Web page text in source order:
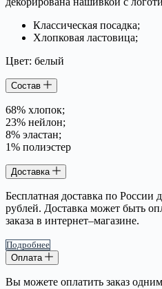
Классическая посадка;
Хлопковая ластовица;
Цвет: белый
Состав
68% хлопок;
23% нейлон;
8% эластан;
1% полиэстер
Доставка
Бесплатная доставка по России
рублей. Доставка может быть
заказа в интернет–магазине.
Подробнее
Оплата
Вы можете оплатить заказ